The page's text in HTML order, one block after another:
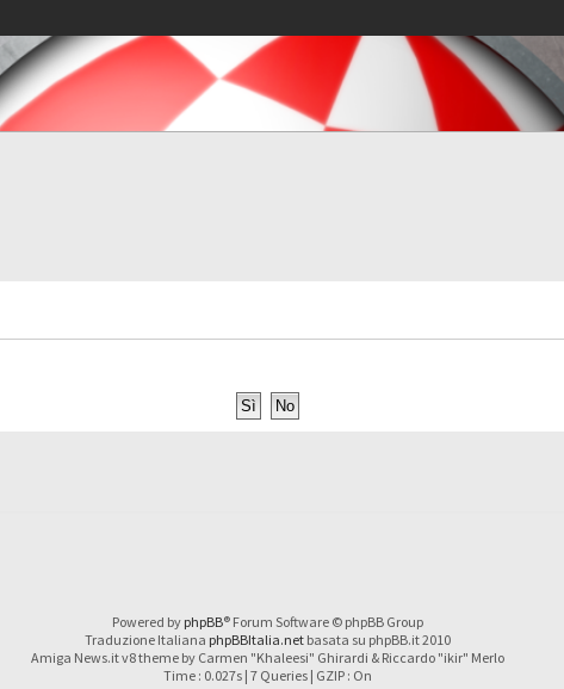
Powered by phpBB® Forum Software © phpBB Group
Traduzione Italiana phpBBItalia.netbasata su phpBB.it 2010
Amiga News.it v8 theme by Carmen "Khaleesi" Ghirardi & Riccardo "ikir" Merlo
Time : 0.027s | 7 Queries | GZIP : On